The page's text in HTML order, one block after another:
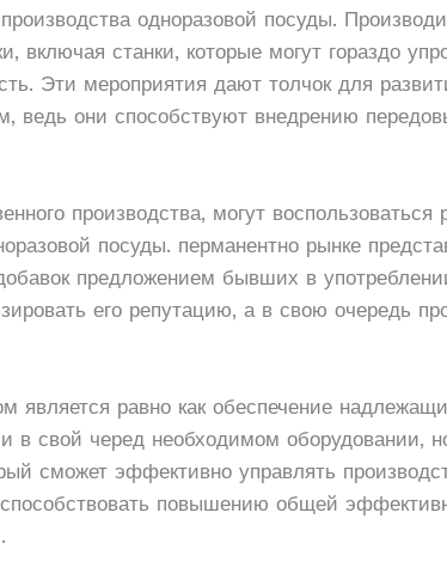
одноразовой посуды.
включая станки, которые могут гораздо
Эти мероприятия дают толчок для
ведь они способствуют внедрению
производства, могут
посуды. перманентно рынке
предложением бывших в
его репутацию, а в свою очередь
является равно как обеспечение
в свой черед необходимом оборудовании,
сможет эффективно управлять
повышению общей